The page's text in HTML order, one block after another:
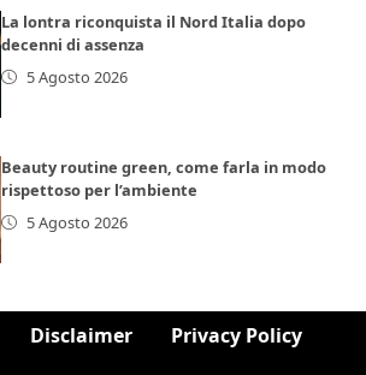
La lontra riconquista il Nord Italia dopo
decenni di assenza
5 Agosto 2026
Beauty routine green, come farla in modo
rispettoso per l’ambiente
5 Agosto 2026
Disclaimer Privacy Policy